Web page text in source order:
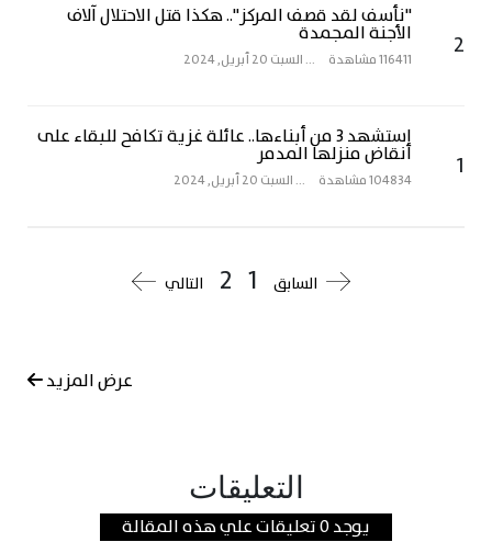
2
"نأسف لقد قصف المركز".. هكذا قتل الاحتلال آلاف
الأجنة المجمدة
116411 مشاهدة ...السبت 20 أبريل, 2024
1
استشهد 3 من أبناءها.. عائلة غزية تكافح للبقاء على
أنقاض منزلها المدمر
104834 مشاهدة ...السبت 20 أبريل, 2024
السابق 1
2 التالي
عرض المزيد
التعليقات
يوجد 0 تعليقات علي هذه المقالة